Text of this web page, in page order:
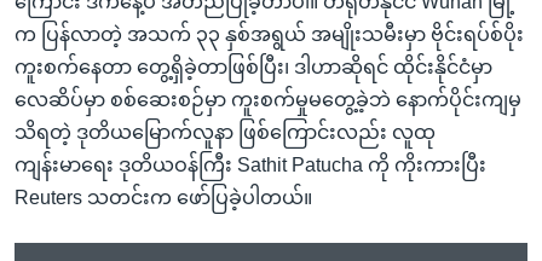
က ပြန်လာတဲ့ အသက် ၃၃ နှစ်အရွယ် အမျိုးသမီးမှာ ဗိုင်းရပ်စ်ပိုး
ကူးစက်နေတာ တွေ့ရှိခဲ့တာဖြစ်ပြီး၊ ဒါဟာဆိုရင် ထိုင်းနိုင်ငံမှာ
လေဆိပ်မှာ စစ်ဆေးစဉ်မှာ ကူးစက်မှုမတွေ့ခဲ့ဘဲ နောက်ပိုင်းကျမှ
သိရတဲ့ ဒုတိယမြောက်လူနာ ဖြစ်ကြောင်းလည်း လူထု
ကျန်းမာရေး ဒုတိယဝန်ကြီး Sathit Patucha ကို ကိုးကားပြီး
Reuters သတင်းက ဖော်ပြခဲ့ပါတယ်။